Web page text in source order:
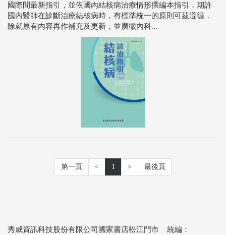
國際間最新指引，並依國內結核病治療情形撰編本指引，期許
國內醫師在診斷治療結核病時，有標準統一的原則可茲遵循，
除就原有內容再作補充及更新，並廣徵內科...
第一頁 < 1 > 最後頁
秀威資訊科技股份有限公司國家書店松江門市 統編：